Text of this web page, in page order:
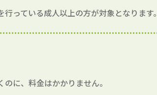
っている成人以上の方が対象となります
に、料金はかかりません。